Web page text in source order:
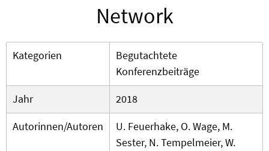
Network
Kategorien
Begutachtete
Konferenzbeiträge
Jahr
2018
Autorinnen/Autoren
U. Feuerhake, O. Wage, M.
Sester, N. Tempelmeier, W.